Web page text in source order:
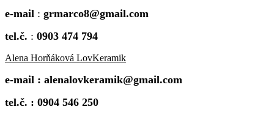
e-mail : grmarco8@gmail.com
tel.č. : 0903 474 794
Alena Horňáková LovKeramik
e-mail : alenalovkeramik@gmail.com
tel.č. : 0904 546 250